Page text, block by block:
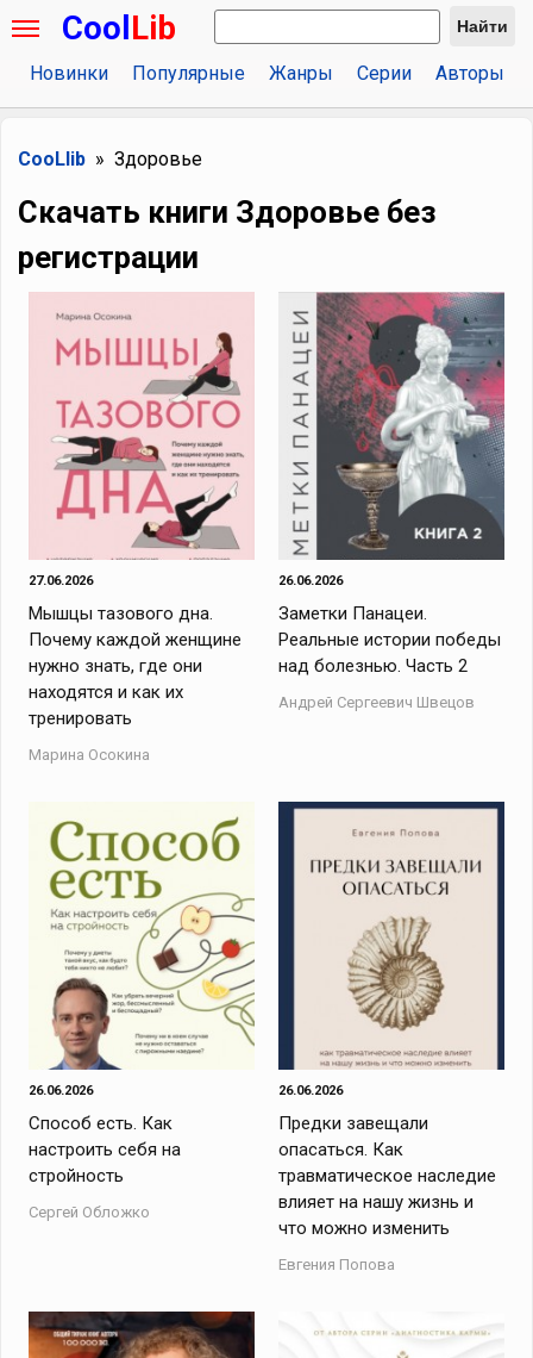
Cool Lib Найти
Новинки Популярные Жанры Серии Авторы
CooLlib Здоровье
Скачать книги Здоровье без
регистрации
27.06.2026
Мышцы тазового дна.
Почему каждой женщине
нужно знать, где они
находятся и как их
тренировать
Марина Осокина
26.06.2026
Заметки Панацеи.
Реальные истории победы
над болезнью. Часть 2
Андрей Сергеевич Швецов
26.06.2026
Способ есть. Как
настроить себя на
стройность
Сергей Обложко
26.06.2026
Предки завещали
опасаться. Как
травматическое наследие
влияет на нашу жизнь и
что можно изменить
Евгения Попова